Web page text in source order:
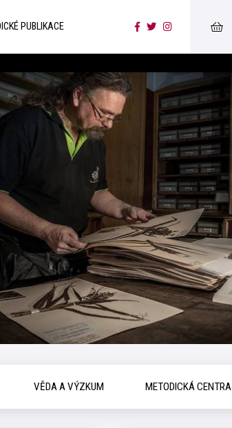
PUBLIKACE
VĚDA A VÝZKUM METODICKÁ CENTRA